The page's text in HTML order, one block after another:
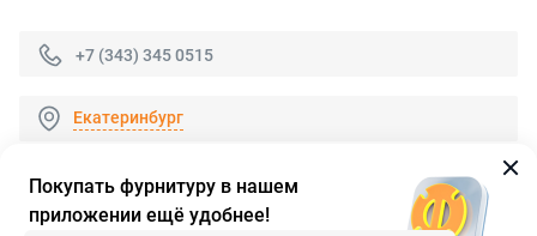
+7 (343) 345 0515
Екатеринбург
© 2026 «FieraShop.ru»
Покупать фурнитуру в нашем
приложении ещё удобнее!